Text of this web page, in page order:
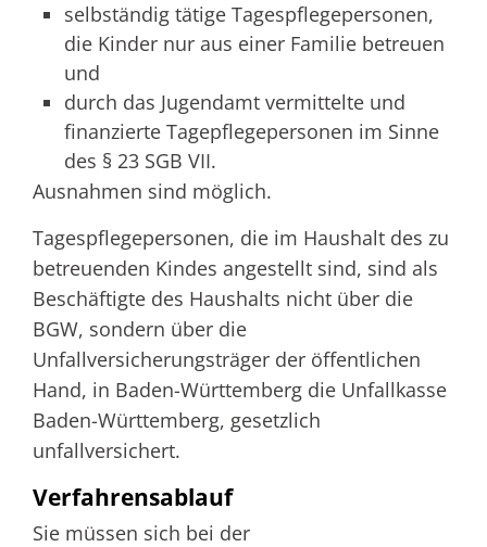
selbständig tätige Tagespflegepersonen,
die Kinder nur aus einer Familie betreuen
und
durch das Jugendamt vermittelte und
finanzierte Tagepflegepersonen im Sinne
des § 23 SGB VII.
Ausnahmen sind möglich.
Tagespflegepersonen, die im Haushalt des zu
betreuenden Kindes angestellt sind, sind als
Beschäftigte des Haushalts nicht über die
BGW, sondern über die
Unfallversicherungsträger der öffentlichen
Hand, in Baden-Württemberg die Unfallkasse
Baden-Württemberg, gesetzlich
unfallversichert.
Verfahrensablauf
Sie müssen sich bei der